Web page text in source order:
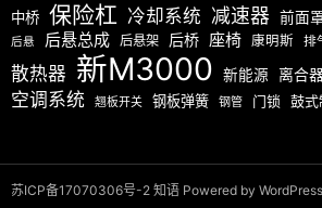
中桥 保险杠 冷却系统 减速器 前面
后悬 后悬总成 后悬架 后桥 座椅 康明斯 排
散热器 新M3000 新能源 离合
空调系统 翘板开关 钢板弹簧 钢管 门锁 鼓式
苏ICP备17070306号-2 知语 Powered by WordPress